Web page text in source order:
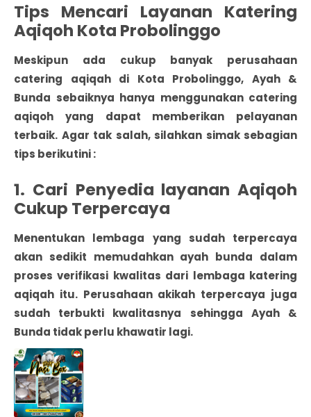
Tips Mencari Layanan Katering
Aqiqoh Kota Probolinggo
Meskipun ada cukup banyak perusahaan
catering aqiqah di Kota Probolinggo, Ayah &
Bunda sebaiknya hanya menggunakan catering
aqiqoh yang dapat memberikan pelayanan
terbaik. Agar tak salah, silahkan simak sebagian
tips berikutini :
1. Cari Penyedia layanan Aqiqoh
Cukup Terpercaya
Menentukan lembaga yang sudah terpercaya
akan sedikit memudahkan ayah bunda dalam
proses verifikasi kwalitas dari lembaga katering
aqiqah itu. Perusahaan akikah terpercaya juga
sudah terbukti kwalitasnya sehingga Ayah &
Bunda tidak perlu khawatir lagi.